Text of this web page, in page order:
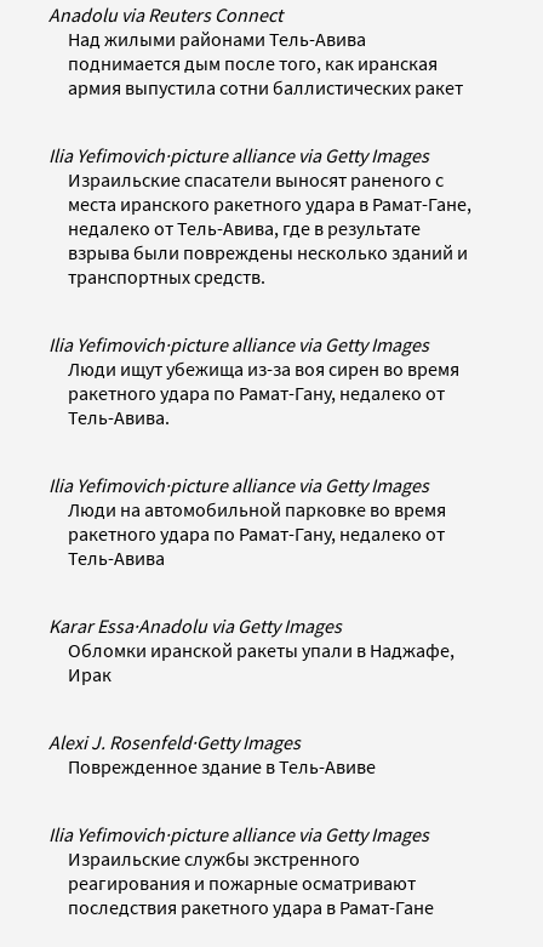
Anadolu via Reuters Connect
Над жилыми районами Тель-Авива
поднимается дым после того, как иранская
армия выпустила сотни баллистических ракет
Ilia Yefimovich·picture alliance via Getty Images
Израильские спасатели выносят раненого с
места иранского ракетного удара в Рамат-Гане,
недалеко от Тель-Авива, где в результате
взрыва были повреждены несколько зданий и
транспортных средств.
Ilia Yefimovich·picture alliance via Getty Images
Люди ищут убежища из-за воя сирен во время
ракетного удара по Рамат-Гану, недалеко от
Тель-Авива.
Ilia Yefimovich·picture alliance via Getty Images
Люди на автомобильной парковке во время
ракетного удара по Рамат-Гану, недалеко от
Тель-Авива
Karar Essa·Anadolu via Getty Images
Обломки иранской ракеты упали в Наджафе,
Ирак
Alexi J. Rosenfeld·Getty Images
Поврежденное здание в Тель-Авиве
Ilia Yefimovich·picture alliance via Getty Images
Израильские службы экстренного
реагирования и пожарные осматривают
последствия ракетного удара в Рамат-Гане